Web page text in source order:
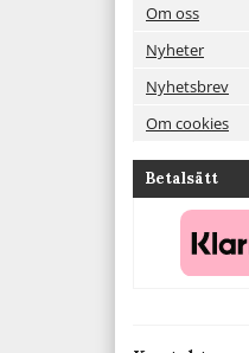
Om oss
Nyheter
Nyhetsbrev
Om cookies
Betalsätt